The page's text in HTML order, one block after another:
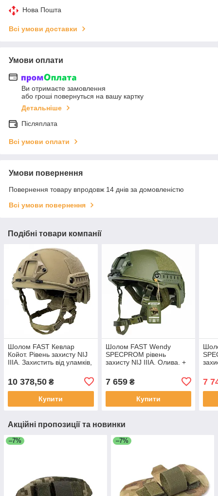
Нова Пошта
Всі умови доставки
Умови оплати
Ви отримаєте замовлення
або гроші повернуться на вашу картку
Детальніше
Післяплата
Всі умови оплати
Умови повернення
Повернення товару впродовж 14 днів за домовленістю
Всі умови повернення
Подібні товари компанії
Шолом FAST Кевлар
Койот. Рівень захисту NIJ
IIIA. Захистить від уламків,
куль
10 378,50 ₴
Купити
Шолом FAST Wendy
SPECPROM рівень
захисту NIJ IIIA. Олива. +
57 см)
7 659₴
Купити
7
Акційні пропозиції та новинки
–7% –7%